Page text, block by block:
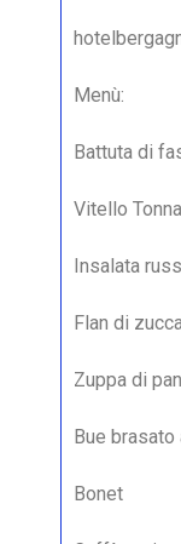
Menù:
Battuta di
Vitello
Insalata
Flan di
Zuppa di
Bue brasato
Bonet